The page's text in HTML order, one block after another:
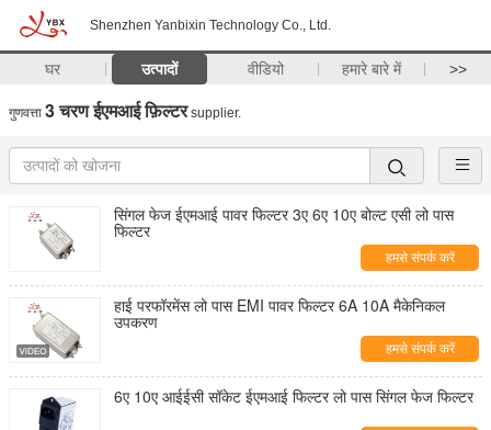
Shenzhen Yanbixin Technology Co., Ltd.
घर उत्पादों वीडियो हमारे बारे में >>
गुणवत्ता 3 चरण ईएमआई फ़िल्टरsupplier.
सिंगल फेज ईएमआई पावर फिल्टर 3ए 6ए 10ए बोल्ट एसी लो पास
फिल्टर
हमसे संपर्क करें
हाई परफॉरमेंस लो पास EMI पावर फिल्टर 6A 10A मैकेनिकल
उपकरण
हमसे संपर्क करें
6ए 10ए आईईसी सॉकेट ईएमआई फिल्टर लो पास सिंगल फेज फिल्टर